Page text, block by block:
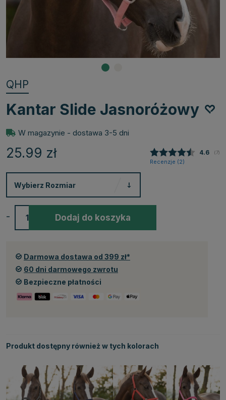
QHP
Kantar Slide Jasnoróżowy
W magazynie - dostawa 3-5 dni
25.99 zł 4.6 (7)
Recenzje (2)
Wybierz Rozmiar
- Dodaj do koszyka
Darmowa dostawa od 399 zł*
60 dni darmowego zwrotu
Bezpieczne płatności
Produkt dostępny również w tych kolorach